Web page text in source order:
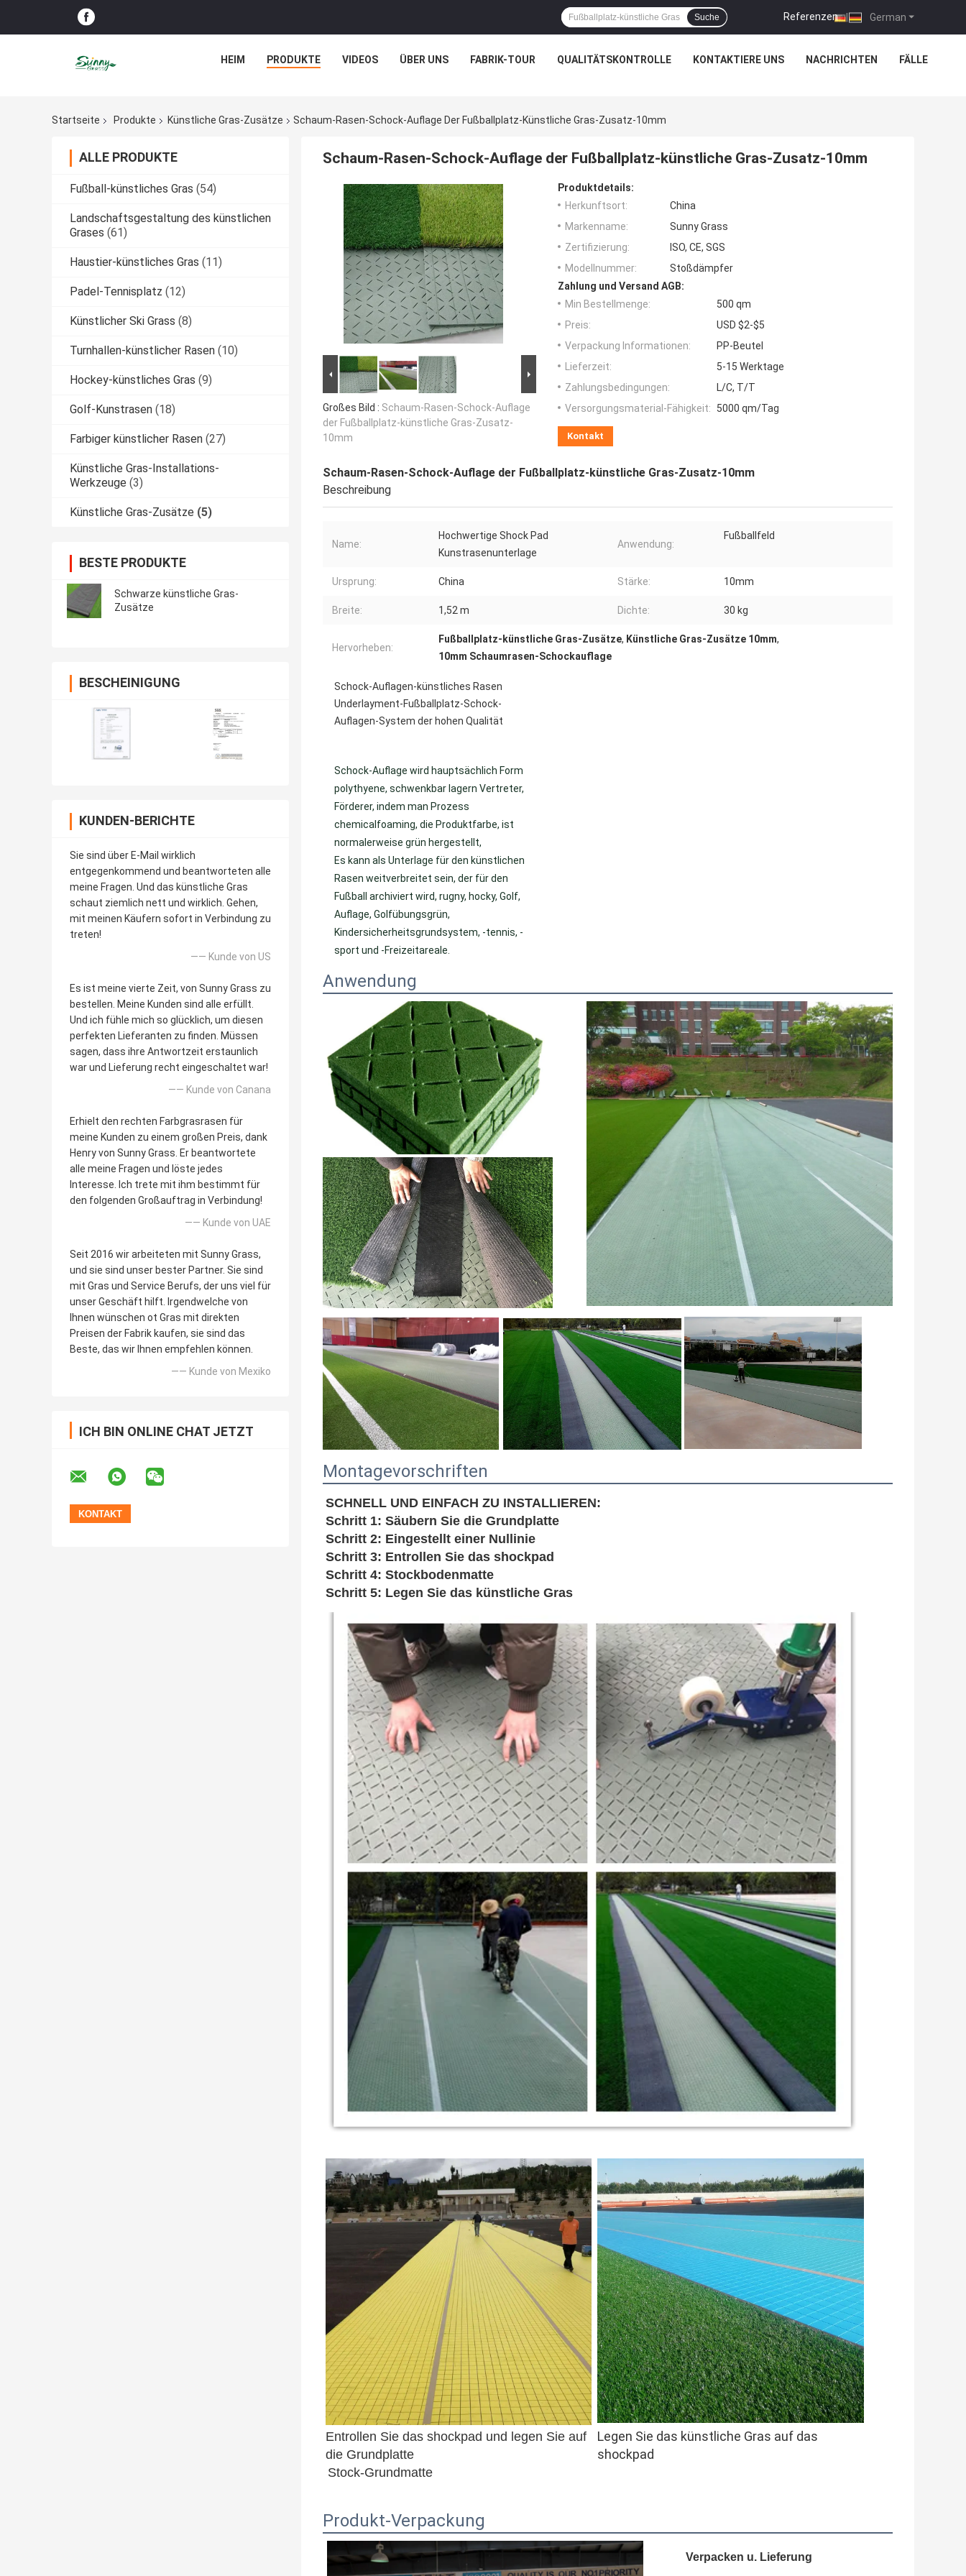
German
Referenzen |
Suche
HEIM PRODUKTE VIDEOS ÜBER UNS FABRIK-TOUR QUALITÄTSKONTROLLE KONTAKTIERE UNS NACHRICHTEN FÄLLE
Startseite Produkte Künstliche Gras-Zusätze Schaum-Rasen-Schock-Auflage Der Fußballplatz-Künstliche Gras-Zusatz-10mm
ALLE PRODUKTE
Fußball-künstliches Gras (54)
Landschaftsgestaltung des künstlichen
Grases (61)
Haustier-künstliches Gras (11)
Padel-Tennisplatz (12)
Künstlicher Ski Grass (8)
Turnhallen-künstlicher Rasen (10)
Hockey-künstliches Gras (9)
Golf-Kunstrasen (18)
Farbiger künstlicher Rasen (27)
Künstliche Gras-Installations-
Werkzeuge (3)
Künstliche Gras-Zusätze (5)
BESTE PRODUKTE
Schwarze künstliche Gras-
Zusätze
BESCHEINIGUNG
KUNDEN-BERICHTE
Sie sind über E-Mail wirklich
entgegenkommend und beantworteten alle
meine Fragen. Und das künstliche Gras
schaut ziemlich nett und wirklich. Gehen,
mit meinen Käufern sofort in Verbindung zu
treten!
—— Kunde von US
Es ist meine vierte Zeit, von Sunny Grass zu
bestellen. Meine Kunden sind alle erfüllt.
Und ich fühle mich so glücklich, um diesen
perfekten Lieferanten zu finden. Müssen
sagen, dass ihre Antwortzeit erstaunlich
war und Lieferung recht eingeschaltet war!
—— Kunde von Canana
Erhielt den rechten Farbgrasrasen für
meine Kunden zu einem großen Preis, dank
Henry von Sunny Grass. Er beantwortete
alle meine Fragen und löste jedes
Interesse. Ich trete mit ihm bestimmt für
den folgenden Großauftrag in Verbindung!
—— Kunde von UAE
Seit 2016 wir arbeiteten mit Sunny Grass,
und sie sind unser bester Partner. Sie sind
mit Gras und Service Berufs, der uns viel für
unser Geschäft hilft. Irgendwelche von
Ihnen wünschen ot Gras mit direkten
Preisen der Fabrik kaufen, sie sind das
Beste, das wir Ihnen empfehlen können.
—— Kunde von Mexiko
ICH BIN ONLINE CHAT JETZT
Schaum-Rasen-Schock-Auflage der Fußballplatz-künstliche Gras-Zusatz-10mm
Großes Bild : Schaum-Rasen-Schock-Auflage
der Fußballplatz-künstliche Gras-Zusatz-
10mm
Produktdetails:
Herkunftsort:
China
Markenname:
Sunny Grass
Zertifizierung:
ISO, CE, SGS
Modellnummer:
Stoßdämpfer
Zahlung und Versand AGB:
Min Bestellmenge:
500 qm
Preis:
USD $2-$5
Verpackung Informationen:
PP-Beutel
Lieferzeit:
5-15 Werktage
Zahlungsbedingungen:
L/C, T/T
Versorgungsmaterial-Fähigkeit:
5000 qm/Tag
Kontakt
Schaum-Rasen-Schock-Auflage der Fußballplatz-künstliche Gras-Zusatz-10mm
Beschreibung
Name:
Hochwertige Shock Pad
Kunstrasenunterlage
Anwendung:
Fußballfeld
Ursprung: China Stärke: 10mm
Breite: 1,52 m Dichte: 30 kg
Hervorheben:
Fußballplatz-künstliche Gras-Zusätze, Künstliche Gras-Zusätze 10mm,
10mm Schaumrasen-Schockauflage
Schock-Auflagen-künstliches Rasen
Underlayment-Fußballplatz-Schock-
Auflagen-System der hohen Qualität
Schock-Auflage wird hauptsächlich Form
polythyene, schwenkbar lagern Vertreter,
Förderer, indem man Prozess
chemicalfoaming, die Produktfarbe, ist
normalerweise grün hergestellt,
Es kann als Unterlage für den künstlichen
Rasen weitverbreitet sein, der für den
Fußball archiviert wird, rugny, hocky, Golf,
Auflage, Golfübungsgrün,
Kindersicherheitsgrundsystem, -tennis, -
sport und -Freizeitareale.
Anwendung
Montagevorschriften
SCHNELL UND EINFACH ZU INSTALLIEREN:
Schritt 1: Säubern Sie die Grundplatte
Schritt 2: Eingestellt einer Nullinie
Schritt 3: Entrollen Sie das shockpad
Schritt 4: Stockbodenmatte
Schritt 5: Legen Sie das künstliche Gras
Entrollen Sie das shockpad und legen Sie auf
die Grundplatte
Stock-Grundmatte
Legen Sie das künstliche Gras auf das
shockpad
Produkt-Verpackung
Verpacken u. Lieferung